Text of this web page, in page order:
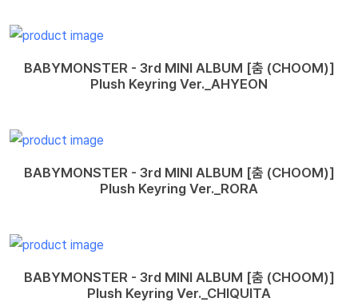
BABYMONSTER - 3rd MINI ALBUM [춤 (CHOOM)]
Plush Keyring Ver._AHYEON
BABYMONSTER - 3rd MINI ALBUM [춤 (CHOOM)]
Plush Keyring Ver._RORA
BABYMONSTER - 3rd MINI ALBUM [춤 (CHOOM)]
Plush Keyring Ver._CHIQUITA